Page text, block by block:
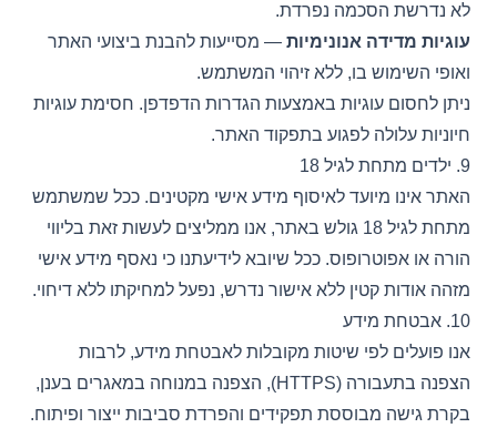
לא נדרשת הסכמה נפרדת.
עוגיות מדידה אנונימיות — מסייעות להבנת ביצועי האתר
ואופי השימוש בו, ללא זיהוי המשתמש.
ניתן לחסום עוגיות באמצעות הגדרות הדפדפן. חסימת עוגיות
חיוניות עלולה לפגוע בתפקוד האתר.
9. ילדים מתחת לגיל 18
האתר אינו מיועד לאיסוף מידע אישי מקטינים. ככל שמשתמש
מתחת לגיל 18 גולש באתר, אנו ממליצים לעשות זאת בליווי
הורה או אפוטרופוס. ככל שיובא לידיעתנו כי נאסף מידע אישי
מזהה אודות קטין ללא אישור נדרש, נפעל למחיקתו ללא דיחוי.
10. אבטחת מידע
אנו פועלים לפי שיטות מקובלות לאבטחת מידע, לרבות
הצפנה בתעבורה (HTTPS), הצפנה במנוחה במאגרים בענן,
בקרת גישה מבוססת תפקידים והפרדת סביבות ייצור ופיתוח.